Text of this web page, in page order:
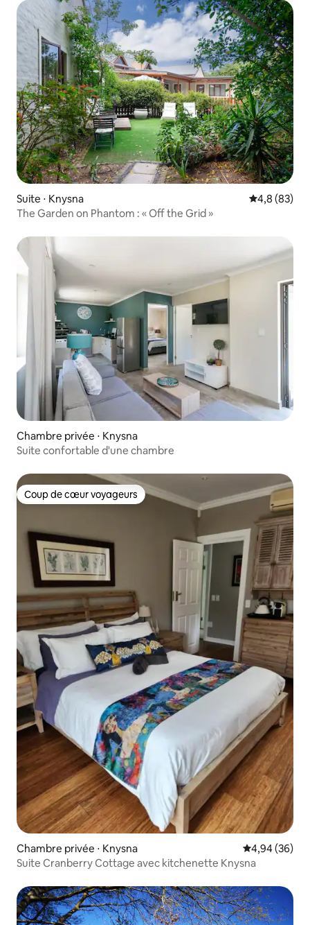
Suite ⋅ Knysna Évaluation
4,8 (83)
The Garden on Phantom : « Off the Grid »
Chambre privée ⋅ Knysna
Suite confortable d'une chambre
Coup de cœur voyageurs
Coup de cœur voyageurs
Chambre privée ⋅ Knysna Évaluation
4,94 (36)
Suite Cranberry Cottage avec kitchenette Knysna